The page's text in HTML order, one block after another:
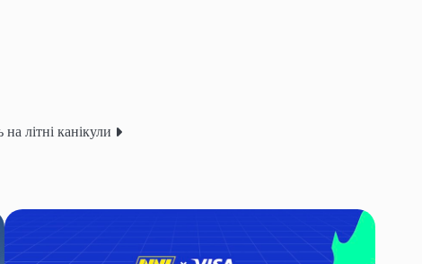
літні канікули